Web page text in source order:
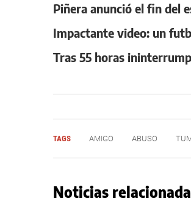
Piñera anunció el fin del
Impactante video: un
Tras 55 horas
TAGS AMIGO ABUSO
Noticias